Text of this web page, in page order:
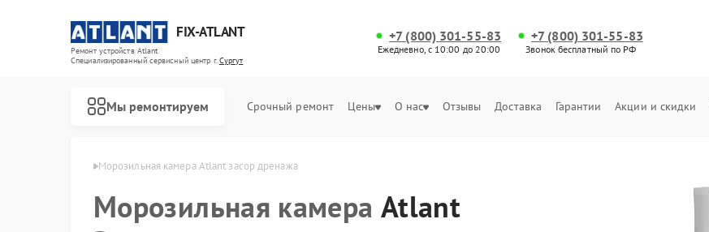
FIX-ATLANT
Ремонт устройств Atlant
Специализированный cервисный центр г.Сургут
+7 (800) 301-55-83
Ежедневно, с 10:00 до 20:00
+7 (800) 301-55-83
Звонок бесплатный по РФ
Мы ремонтируем Срочный ремонт Цены О нас Отзывы Доставка Гарантии Акции и скидки
Морозильная камера Atlant засор дренажа
Морозильная камера Atlant